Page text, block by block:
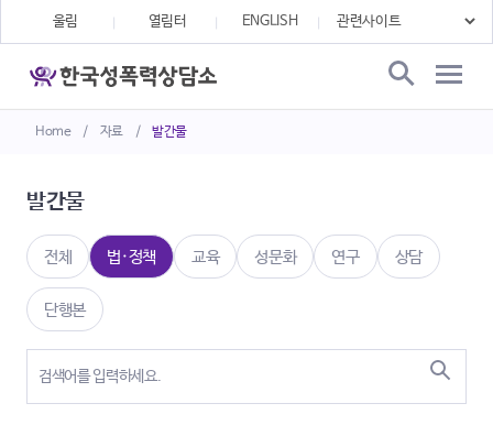
Home / 자료 / 발간물
울림 열림터 ENGLISH
발간물
전체 법·정책 교육 성문화 연구 상담
단행본